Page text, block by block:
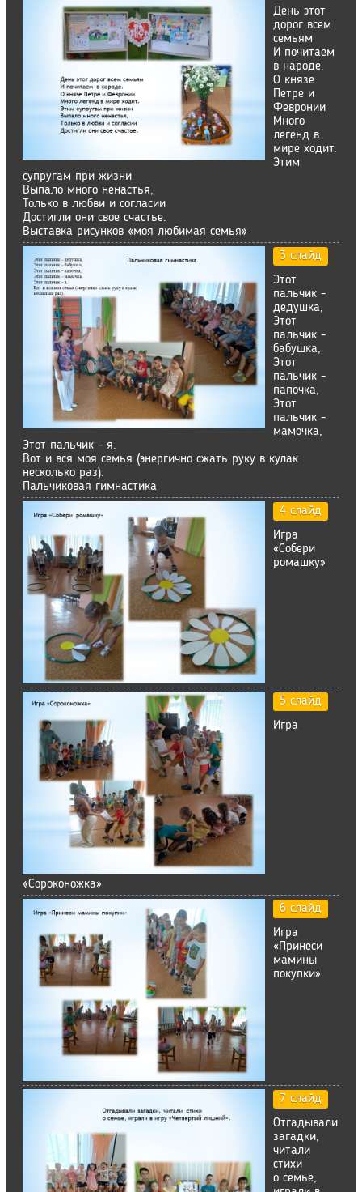
День этот
дорог всем
семьям
И почитаем
в народе.
О князе
Петре и
Февронии
Много
легенд в
мире ходит.
Этим
супругам при жизни
Выпало много ненастья,
Только в любви и согласии
Достигли они свое счастье.
Выставка рисунков «моя любимая семья»
3 слайд
Этот
пальчик -
дедушка,
Этот
пальчик -
бабушка,
Этот
пальчик -
папочка,
Этот
пальчик -
мамочка,
Этот пальчик - я.
Вот и вся моя семья (энергично сжать руку в кулак
несколько раз).
Пальчиковая гимнастика
4 слайд
Игра
«Собери
ромашку»
5 слайд
Игра
«Сороконожка»
6 слайд
Игра
«Принеси
мамины
покупки»
7 слайд
Отгадывали
загадки,
читали
стихи
о семье,